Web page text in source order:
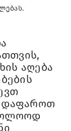
აღება
დაფაროთ